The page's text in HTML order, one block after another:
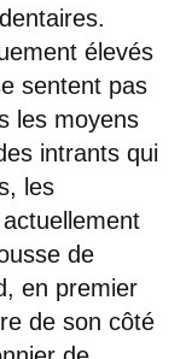
élevés
sentent pas
les moyens
intrants qui
les
de
en premier
de son côté